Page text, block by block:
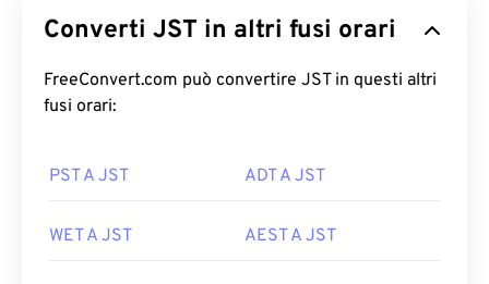
Converti JST in altri fusi orari
FreeConvert.com può convertire JST in questi altri
fusi orari:
PST A JST ADT A JST
WET A JST AEST A JST